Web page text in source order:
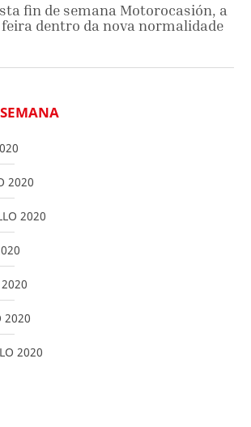
fin de semana Motorocasión, a
dentro da nova normalidade
2020
2020
2020
2020
2020